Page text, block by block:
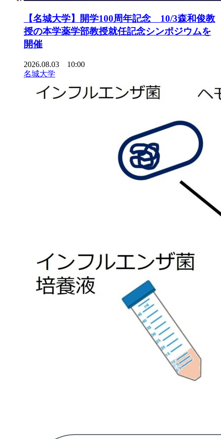
【名城大学】開学100周年記念 10/3森和俊教
授の本学薬学部教授就任記念シンポジウムを
開催
2026.08.03 10:00
名城大学